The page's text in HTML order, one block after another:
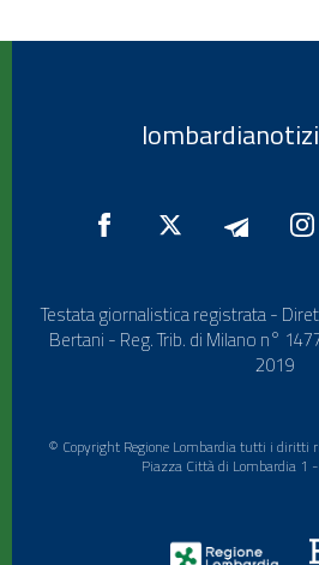
Testata giornalistica registrata -
Bertani - Reg. Trib. di Milano n°
2019
© Copyright Regione Lombardia tutti i
Piazza Città di Lombardia 1